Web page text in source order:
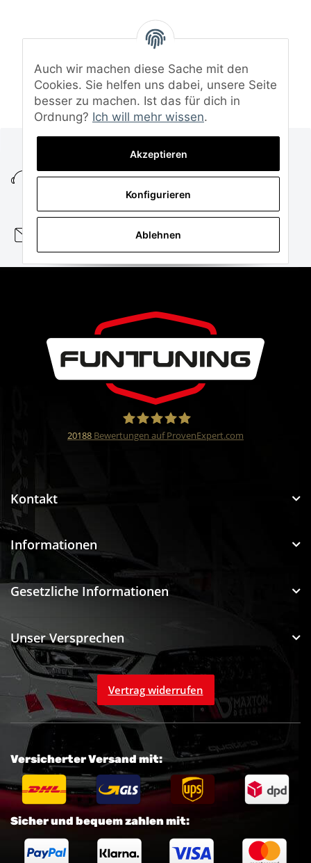
+49 (0)5472 8152995
KUNDENSERVICE
MO. - DO. 08:00 - 16:00 UHR
service@funtuning.de
20188 Bewertungen auf ProvenExpert.com
Kontakt
Informationen
Gesetzliche Informationen
Unser Versprechen
Vertrag widerrufen
Sicher und bequem zahlen mit:
Versicherter Versand mit:
Auch wir machen diese Sache mit den
Cookies. Sie helfen uns dabei, unsere Seite
besser zu machen. Ist das für dich in
Ordnung? Ich will mehr wissen.
Akzeptieren
Konfigurieren
Ablehnen